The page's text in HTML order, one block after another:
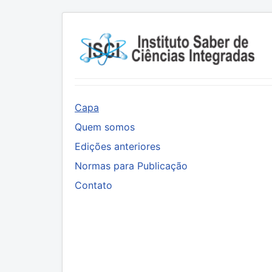
Capa
Quem somos
Edições anteriores
Normas para Publicação
Contato